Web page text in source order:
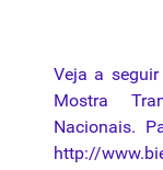
Veja a seguir
Mostra
Nacionais.
http://